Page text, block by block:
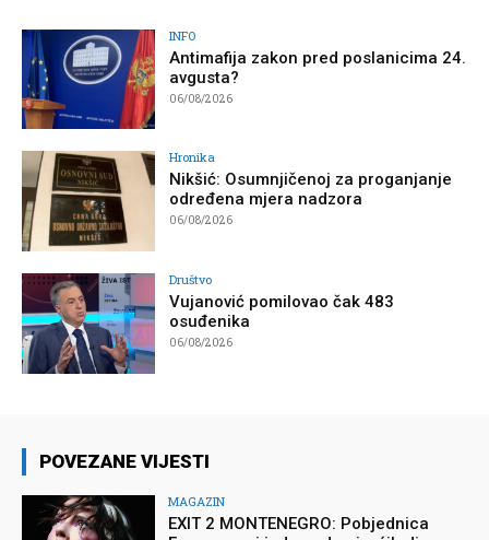
INFO
Antimafija zakon pred poslanicima 24.
avgusta?
06/08/2026
Hronika
Nikšić: Osumnjičenoj za proganjanje
određena mjera nadzora
06/08/2026
Društvo
Vujanović pomilovao čak 483
osuđenika
06/08/2026
POVEZANE VIJESTI
MAGAZIN
EXIT 2 MONTENEGRO: Pobjednica